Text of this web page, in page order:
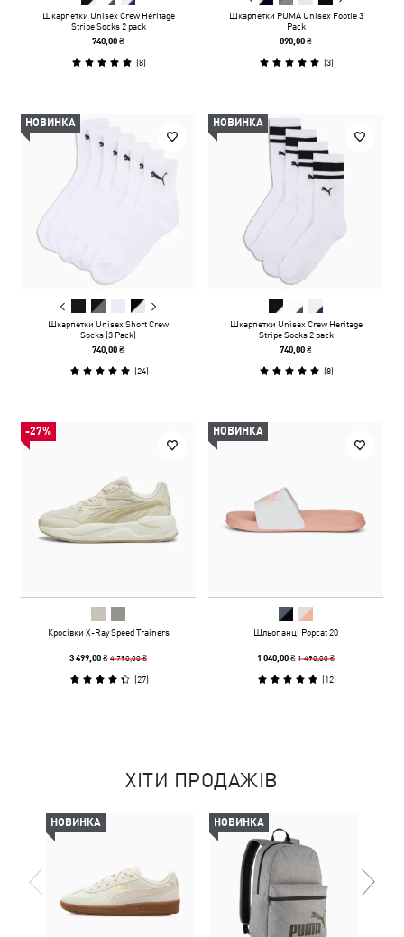
Шкарпетки Unisex Crew Heritage
Stripe Socks 2 pack
740,00 ₴
(8)
Шкарпетки PUMA Unisex Footie 3
Pack
890,00 ₴
(3)
НОВИНКА
Шкарпетки Unisex Short Crew
Socks (3 Pack)
740,00 ₴
(24)
НОВИНКА
Шкарпетки Unisex Crew Heritage
Stripe Socks 2 pack
740,00 ₴
(8)
-27%
Кросівки X-Ray Speed Trainers
3 499,00 ₴4 790,00 ₴
(27)
НОВИНКА
Шльопанці Popcat 20
1 040,00 ₴1 490,00 ₴
(12)
ХІТИ ПРОДАЖІВ
НОВИНКА НОВИНКА